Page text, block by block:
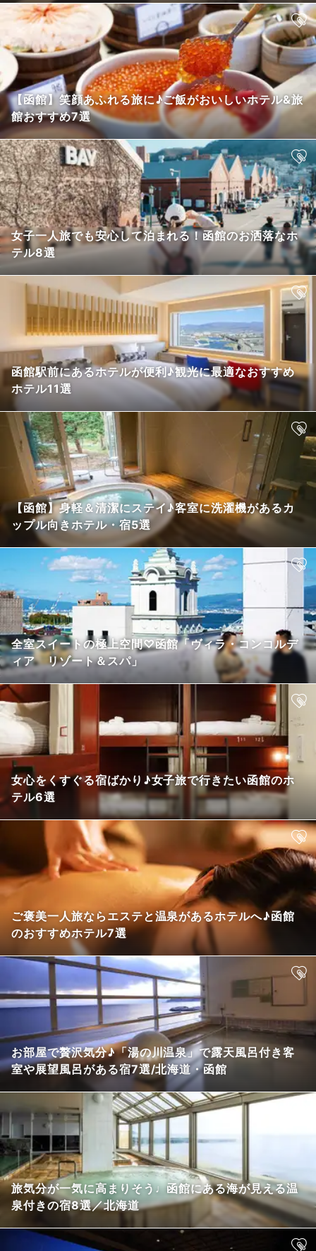
【函館】笑顔あふれる旅に♪ご飯がおいしいホテル&旅
館おすすめ7選
女子一人旅でも安心して泊まれる！函館のお洒落なホ
テル8選
函館駅前にあるホテルが便利♪観光に最適なおすすめ
ホテル11選
【函館】身軽＆清潔にステイ♪客室に洗濯機があるカ
ップル向きホテル・宿5選
全室スイートの極上空間♡函館「ヴィラ・コンコルデ
ィア リゾート＆スパ」
女心をくすぐる宿ばかり♪女子旅で行きたい函館のホ
テル6選
ご褒美一人旅ならエステと温泉があるホテルへ♪函館
のおすすめホテル7選
お部屋で贅沢気分♪「湯の川温泉」で露天風呂付き客
室や展望風呂がある宿7選/北海道・函館
旅気分が一気に高まりそう♩函館にある海が見える温
泉付きの宿8選／北海道